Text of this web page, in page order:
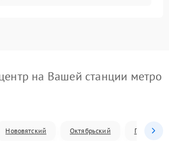
на Вашей станции метро
Нововятский Октябрьский